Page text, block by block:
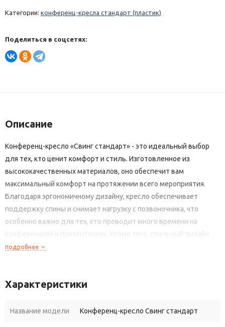
Категории: конференц-кресла стандарт (пластик)
Поделиться в соцсетях:
Описание
Конференц-кресло «Свинг стандарт» - это идеальный выбор
для тех, кто ценит комфорт и стиль. Изготовленное из
высококачественных материалов, оно обеспечит вам
максимальный комфорт на протяжении всего мероприятия.
Благодаря эргономичному дизайну, кресло обеспечивает
поддержку спины и снимает нагрузку с позвоночника, что
особенно важно для тех, кто проводит много времени на
конференциях и презентациях. Кроме того, стильный дизайн
кресла позволит ему гармонично вписаться в любой интерьер,
конференц-креслом «Свинг стандарт»!
подробнее
Характеристики
Название модели Конференц-кресло Свинг стандарт